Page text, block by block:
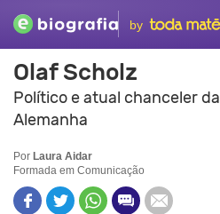
by
Olaf Scholz
Político e atual chanceler da
Alemanha
Por Laura Aidar
Formada em Comunicação